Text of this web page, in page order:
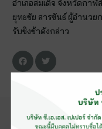
อำเภอสมเด็จ จังหวัดกา
ยุทธชัย สารขันธ์ ผู้อำนวย
รับชิงช้าดังกล่าว
ข่าวสารแนะนำ